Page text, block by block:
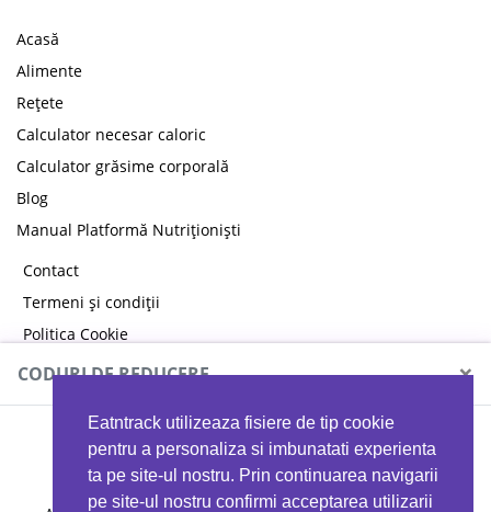
Eatntrack utilizeaza fisiere de tip cookie
pentru a personaliza si imbunatati experienta
ta pe site-ul nostru. Prin continuarea navigarii
pe site-ul nostru confirmi acceptarea utilizarii
Acasă
Alimente
Rețete
Calculator necesar caloric
Calculator grăsime corporală
Blog
Manual Platformă Nutriționiști
Contact
Termeni și condiții
Politica Cookie
Politica de confidențialitate
CODURI DE REDUCERE ×
MYPROTEIN